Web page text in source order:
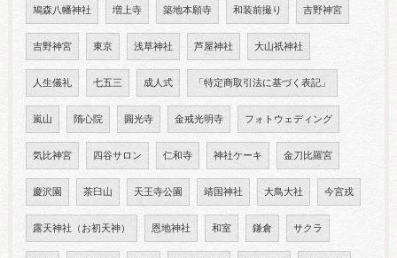
鳩森八幡神社 増上寺 築地本願寺 和装前撮り 吉野神宮
吉野神宮 東京 浅草神社 芦屋神社 大山祇神社
人生儀礼 七五三 成人式 「特定商取引法に基づく表記」
嵐山 隋心院 圓光寺 金戒光明寺 フォトウェディング
気比神宮 四谷サロン 仁和寺 神社ケーキ 金刀比羅宮
慶沢園 茶臼山 天王寺公園 靖国神社 大鳥大社 今宮戎
露天神社（お初天神） 恩地神社 和室 鎌倉 サクラ